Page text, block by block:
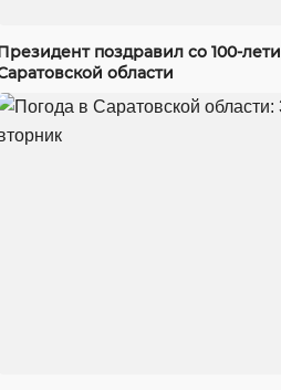
поздравил со 100-
области